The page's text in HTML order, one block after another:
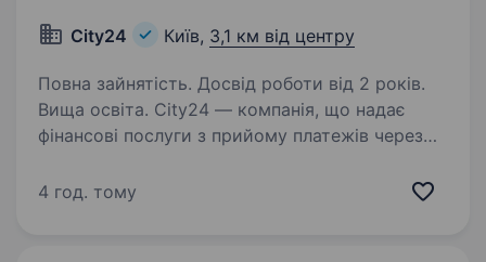
City24 Київ, 3,1 км від центру
Повна зайнятість. Досвід роботи від 2 років.
Вища освіта. City24 — компанія, що надає
фінансові послуги з прийому платежів через
терміналів нашої компанії, клієнти можуть
4 год. тому